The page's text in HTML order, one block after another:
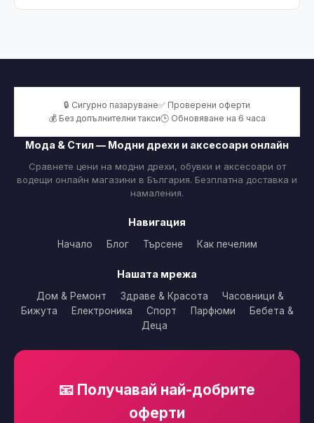
🔒 Сигурно пазаруване✅ Проверени оферти
💰 Без допълнителни такси🕒 Обновяване на 6 часа
Мода & Стил — Модни дрехи и аксесоари онлайн
Сравнете цени на модни дрехи, обувки и аксесоари от
водещи онлайн магазини в България. Безплатна доставка и
намаления.
Навигация
Начало Блог Търсене Как печелим
Нашата мрежа
Дом & Ремонт Здраве & Красота
Часовници &
Бижута
Електроника Спорт Парфюми
Бебета &
Деца
📧 Получавай най-добрите
оферти